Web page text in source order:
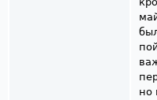
но